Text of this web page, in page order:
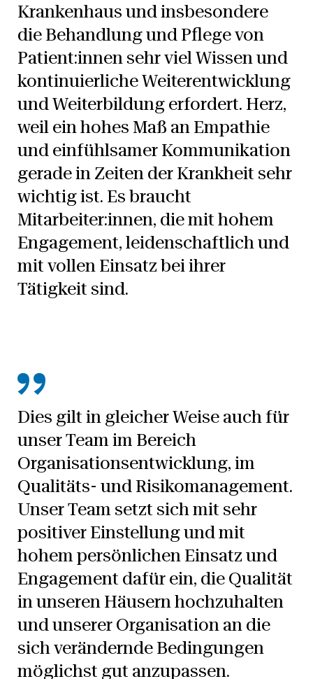
Krankenhaus und insbesondere
die Behandlung und Pflege von
Patient:innen sehr viel Wissen und
kontinuierliche Weiterentwicklung
und Weiterbildung erfordert. Herz,
weil ein hohes Maß an Empathie
und einfühlsamer Kommunikation
gerade in Zeiten der Krankheit sehr
wichtig ist. Es braucht
Mitarbeiter:innen, die mit hohem
Engagement, leidenschaftlich und
mit vollen Einsatz bei ihrer
Tätigkeit sind.
Dies gilt in gleicher Weise auch für
unser Team im Bereich
Organisationsentwicklung, im
Qualitäts- und Risikomanagement.
Unser Team setzt sich mit sehr
positiver Einstellung und mit
hohem persönlichen Einsatz und
Engagement dafür ein, die Qualität
in unseren Häusern hochzuhalten
und unserer Organisation an die
sich verändernde Bedingungen
möglichst gut anzupassen.